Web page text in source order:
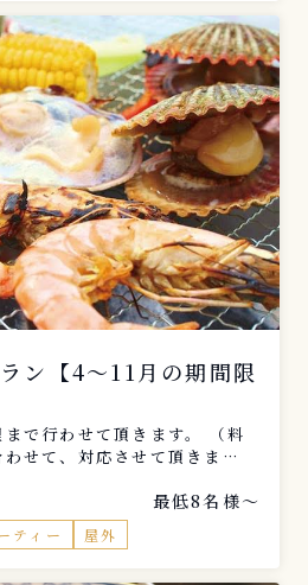
ン【4〜11月の期間限
で行わせて頂きます。 （料
せて、対応させて頂きま
最低8名様〜
ティー 屋外